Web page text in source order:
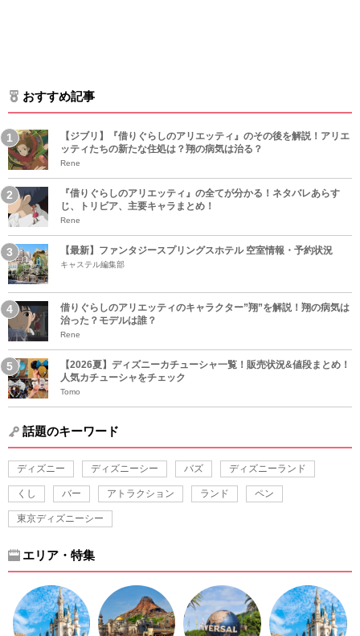
おすすめ記事
【ジブリ】『借りぐらしのアリエッティ』のその後を解説！アリエ
ッティたちの新たな住処は？翔の病気は治る？
Rene
『借りぐらしのアリエッティ』の全てが分かる！ネタバレあらす
じ、トリビア、主要キャラまとめ！
Rene
【最新】ファンタジースプリングスホテル 空室情報・予約状況
キャステル編集部
借りぐらしのアリエッティのキャラクター”翔”を解説！翔の病気は
治った？モデルは誰？
Rene
【2026夏】ディズニーカチューシャ一覧！販売状況&値段まとめ！
人気カチューシャをチェック
Tomo
話題のキーワード
ディズニー ディズニーシー バズ ディズニーランド
くし バー アトラクション ランド ペン
東京ディズニーシー
エリア・特集